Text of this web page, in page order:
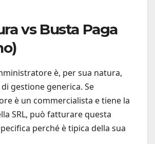
vs Busta Paga
è, per sua natura,
gestione generica. Se
è un commercialista e tiene la
SRL, può fatturare questa
perché è tipica della sua